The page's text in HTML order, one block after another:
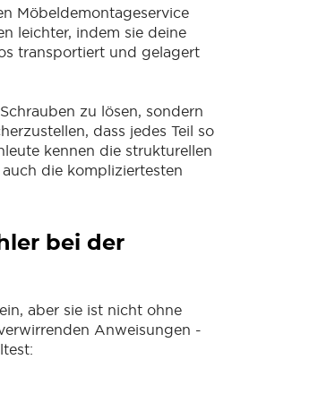
Möbeldemontageservice
leichter, indem sie deine
transportiert und gelagert
zu lösen, sondern
dass jedes Teil so
kennen die strukturellen
die kompliziertesten
bei der
aber sie ist nicht ohne
Anweisungen -